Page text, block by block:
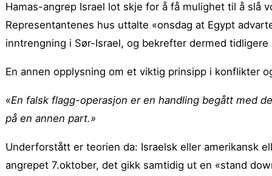
Hamas-angrep Israel lot skje for å få mulighet til å slå
Representantenes hus uttalte «onsdag at Egypt
inntrengning i Sør-Israel, og bekrefter dermed
En annen opplysning om et viktig prinsipp i konflikter
«En falsk flagg-operasjon er en handling begått med
på en annen part.»
Underforstått er teorien da: Israelsk eller amerikansk
angrepet 7.oktober, det gikk samtidig ut en «stand